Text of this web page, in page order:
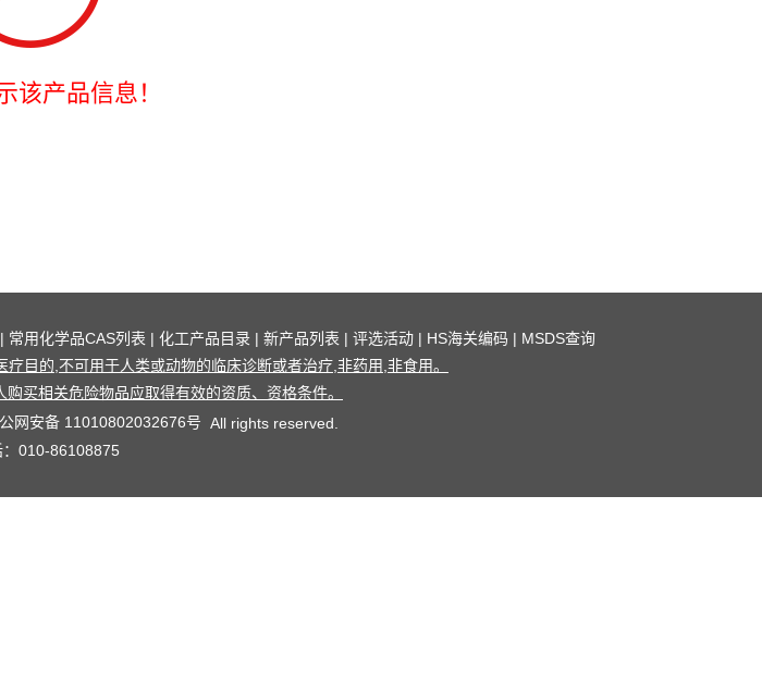
该产品信息！
| 常用化学品CAS列表 | 化工产品目录 | 新产品列表 | 评选活动 | HS海关编码 | MSDS查询
目的,不可用于人类或动物的临床诊断或者治疗,非药用,非食用。
买相关危险物品应取得有效的资质、资格条件。
网安备 11010802032676号 All rights reserved.
010-86108875